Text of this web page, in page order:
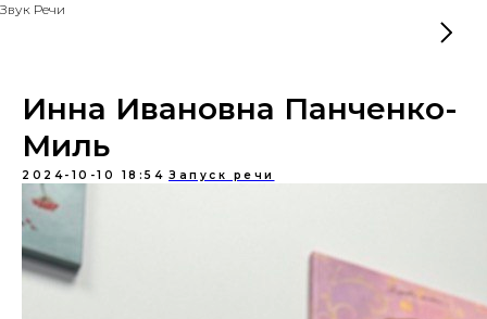
Звук Речи
Инна Ивановна Панченко-
Миль
2024-10-10 18:54 Запуск речи